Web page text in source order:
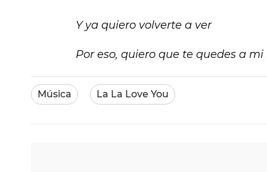
Y ya quiero volverte a ver
Por eso, quiero que te quedes a mi
Música La La Love You